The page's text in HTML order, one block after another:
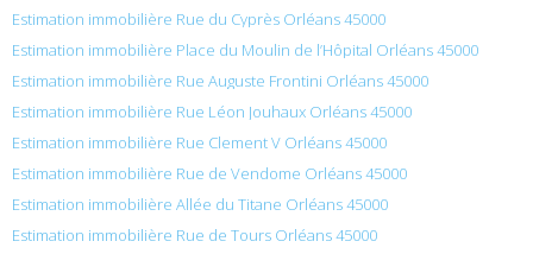
Estimation immobilière Rue du Cyprès Orléans 45000
Estimation immobilière Place du Moulin de l’Hôpital Orléans 45000
Estimation immobilière Rue Auguste Frontini Orléans 45000
Estimation immobilière Rue Léon Jouhaux Orléans 45000
Estimation immobilière Rue Clement V Orléans 45000
Estimation immobilière Rue de Vendome Orléans 45000
Estimation immobilière Allée du Titane Orléans 45000
Estimation immobilière Rue de Tours Orléans 45000